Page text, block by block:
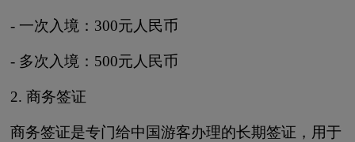
- 一次入境：300元人民币
- 多次入境：500元人民币
2. 商务签证
商务签证是专门给中国游客办理的长期签证，用于